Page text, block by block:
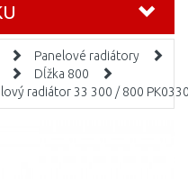
Panelové radiátory
Dĺžka 800
radiátor 33 300 / 800